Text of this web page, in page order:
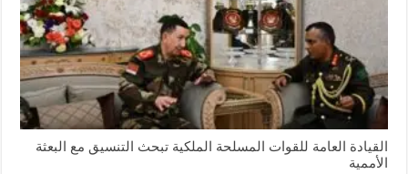
القيادة العامة للقوات المسلحة الملكية تبحث التنسيق مع البعثة
الأممية